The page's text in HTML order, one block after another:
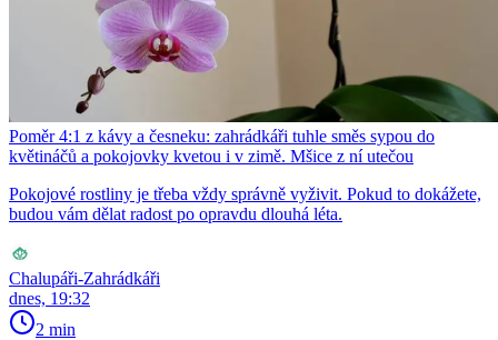
Poměr 4:1 z kávy a česneku: zahrádkáři tuhle směs sypou do
květináčů a pokojovky kvetou i v zimě. Mšice z ní utečou
Pokojové rostliny je třeba vždy správně vyživit. Pokud to dokážete,
budou vám dělat radost po opravdu dlouhá léta.
Chalupáři-Zahrádkáři
dnes, 19:32
2 min